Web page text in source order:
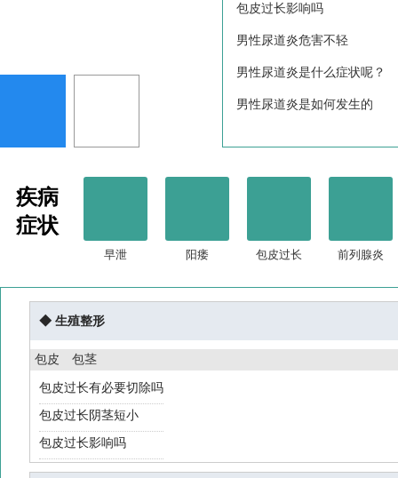
包皮过长影响吗
男性尿道炎危害不轻
男性尿道炎是什么症状呢？
男性尿道炎是如何发生的
疾病
症状
早泄 阳痿 包皮过长 前列腺炎
◆ 生殖整形
包皮
包茎
包皮过长有必要切除吗
包皮过长阴茎短小
包皮过长影响吗